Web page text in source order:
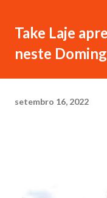
Take Laje
neste
setembro 16, 2022